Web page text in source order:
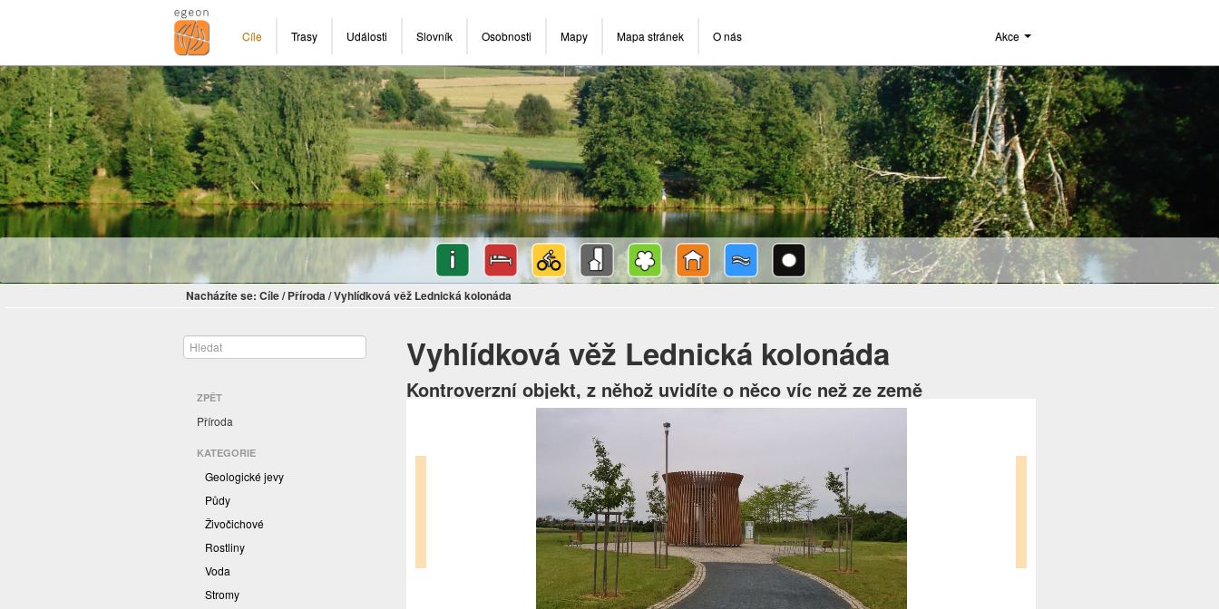
Cíle Trasy Události Slovník Osobnosti Mapy Mapa stránek O nás Akce
Nacházíte se: Cíle/ Příroda/Vyhlídková věž Lednická kolonáda
ZPĚT
Příroda
KATEGORIE
Geologické jevy
Půdy
Živočichové
Rostliny
Voda
Stromy
Vyhlídková věž Lednická kolonáda
Kontroverzní objekt, z něhož uvidíte o něco víc než ze země